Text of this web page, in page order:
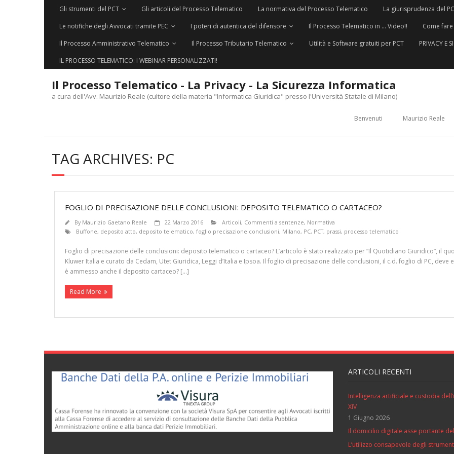
Gli strumenti del PCT Gli articoli del Processo Telematico La normativa del Processo Telematico
La giurisprudenza del
Le notifiche degli Avvocati tramite PEC
I poteri di autentica del difensore Il Processo Telematico in … Video!!
Come
Il Processo Amministrativo Telematico
Il Processo Tributario Telematico Utilità e Software gratuiti per PCT
PRIVACY E
IL PROCESSO TELEMATICO: I WEBINAR PERSONALIZZATI!
Il Processo Telematico - La Privacy - La Sicurezza Informatica
a cura dell'Avv. Maurizio Reale (cultore della materia "Informatica Giuridica" presso l'Università Statale di Milano)
Benvenuti Maurizio Reale
TAG ARCHIVES: PC
FOGLIO DI PRECISAZIONE DELLE CONCLUSIONI: DEPOSITO TELEMATICO O CARTACEO?
By Maurizio Gaetano Reale 22 Marzo 2016 Articoli, Commenti a sentenze, Normativa
Buffone, deposito atto, deposito telematico, foglio precisazione conclusioni, Milano, PC, PCT, prassi, processo telematico
Foglio di precisazione delle conclusioni: deposito telematico o cartaceo? L’articolo è stato realizzato per “Il Quotidiano Giuridico”, il
Kluwer Italia e curato da Cedam, Utet Giuridica, Leggi d’Italia e Ipsoa. Il foglio di precisazione delle conclusioni, il c.d. foglio di PC,
è ammesso anche il deposito cartaceo? […]
Read More
ARTICOLI RECENTI
Intelligenza artificiale e custodia
XIV
1 Giugno 2026
Il domicilio digitale asse portante
L’utilizzo consapevole degli